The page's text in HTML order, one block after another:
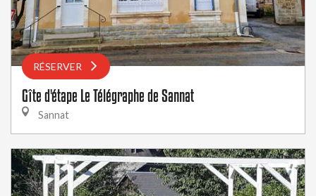
RÉSERVER
Gîte d'étape Le Télégraphe de Sannat
Sannat